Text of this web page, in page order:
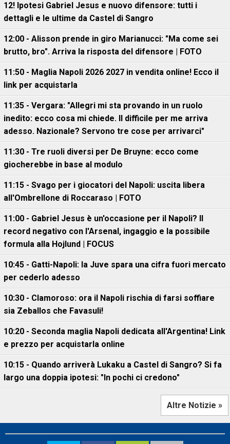
12! Ipotesi Gabriel Jesus e nuovo difensore: tutti i
dettagli e le ultime da Castel di Sangro
12:00 - Alisson prende in giro Marianucci: "Ma come sei
brutto, bro". Arriva la risposta del difensore | FOTO
11:50 - Maglia Napoli 2026 2027 in vendita online! Ecco il
link per acquistarla
11:35 - Vergara: "Allegri mi sta provando in un ruolo
inedito: ecco cosa mi chiede. Il difficile per me arriva
adesso. Nazionale? Servono tre cose per arrivarci"
11:30 - Tre ruoli diversi per De Bruyne: ecco come
giocherebbe in base al modulo
11:15 - Svago per i giocatori del Napoli: uscita libera
all'Ombrellone di Roccaraso | FOTO
11:00 - Gabriel Jesus è un'occasione per il Napoli? Il
record negativo con l'Arsenal, ingaggio e la possibile
formula alla Hojlund | FOCUS
10:45 - Gatti-Napoli: la Juve spara una cifra fuori mercato
per cederlo adesso
10:30 - Clamoroso: ora il Napoli rischia di farsi soffiare
sia Zeballos che Favasuli!
10:20 - Seconda maglia Napoli dedicata all'Argentina! Link
e prezzo per acquistarla online
10:15 - Quando arriverà Lukaku a Castel di Sangro? Si fa
largo una doppia ipotesi: "In pochi ci credono"
Altre Notizie »